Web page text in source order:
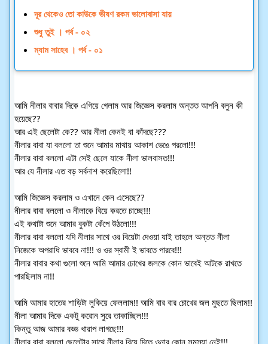
দূর থেকেও তো কাউকে ভীষণ রকম ভালোবাসা যায়
শুধু তুই । পর্ব - ০২
ম্যাম সাহেব । পর্ব - ০১
আমি নীলার বাবার দিকে এগিয়ে গেলাম আর জিজ্ঞেস করলাম অন্তত আপনি বলুন কী
হয়েছে??
আর এই ছেলেটা কে?? আর নীলা কেনই বা কাঁদছে???
নীলার বাবা যা বললো তা শুনে আমার মাথায় আকাশ ভেঙে পরলো!!!
নীলার বাবা বললো এটা সেই ছেলে যাকে নীলা ভালবাসত!!!
আর যে নীলার এত বড় সর্বনাশ করেছিলো!!
আমি জিজ্ঞেস করলাম ও এখানে কেন এসেছে??
নীলার বাবা বললো ও নীলাকে বিয়ে করতে চাচ্ছে!!!
এই কথাটা শুনে আমার বুকটা কেঁপে উঠলো!!!
নীলার বাবা বললো যদি নীলার সাথে ওর বিয়েটা দেওয়া যাই তাহলে অন্তত নীলা
নিজেকে অপরাধি ভাববে না!!! ও ওর স্বামী ই ভাবতে পারবে!!!
নীলার বাবার কথা গুলো শুনে আমি আমার চোখের জলকে কোন ভাবেই আটকে রাখতে
পারছিলাম না!!
আমি আমার হাতের শাড়িটা লুকিয়ে ফেললাম!! আমি বার বার চোখের জল মুছতে ছিলাম!!
নীলা আমার দিকে একটু করোন সুরে তাকাচ্ছিল!!!
কিন্তু আজ আমার বড্ড খারাপ লাগছে!!!